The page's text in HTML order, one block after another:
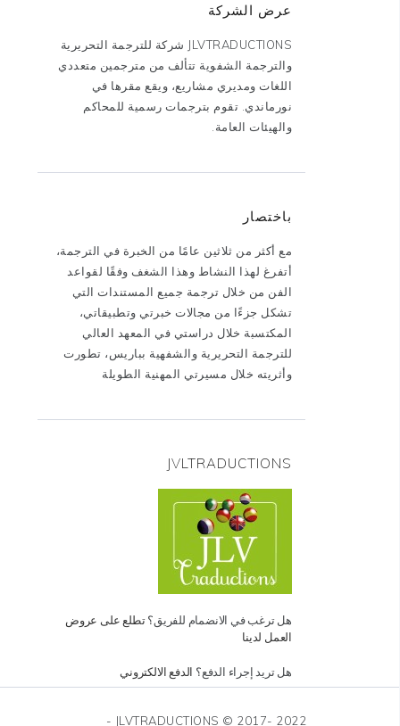
عرض الشركة
JLVTRADUCTIONS شركة للترجمة التحريرية
والترجمة الشفوية تتألف من مترجمين متعددي
اللغات ومديري مشاريع، ويقع مقرها في
نورماندي. تقوم بترجمات رسمية للمحاكم
والهيئات العامة.
باختصار
مع أكثر من ثلاثين عامًا من الخبرة في الترجمة،
أتفرغ لهذا النشاط وهذا الشغف وفقًا لقواعد
الفن من خلال ترجمة جميع المستندات التي
تشكل جزءًا من مجالات خبرتي وتطبيقاتي،
المكتسبة خلال دراستي في المعهد العالي
للترجمة التحريرية والشفهية بباريس، تطورت
وأثريته خلال مسيرتي المهنية الطويلة
JVLTRADUCTIONS
هل ترغب في الانضمام للفريق؟تطلع على عروض
العمل لدينا
هل تريد إجراء الدفع؟ الدفع الالكتروني
JLVTRADUCTIONS © 2017- 2022 -